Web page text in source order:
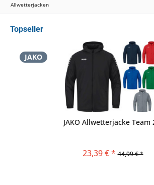
Allwetterjacken
Topseller
JAKO
JAKO Allwetterjacke Team
23,39 € * 44,99 € *